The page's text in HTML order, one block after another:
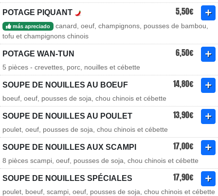
POTAGE PIQUANT 5,50€
más apreciado
canard, oeuf, champignons, pousses de bambou,
tofu et champignons chinois
POTAGE WAN-TUN 6,50€
5 pièces - crevettes, porc, nouilles et cébette
SOUPE DE NOUILLES AU BOEUF 14,80€
boeuf, oeuf, pousses de soja, chou chinois et cébette
SOUPE DE NOUILLES AU POULET 13,90€
poulet, oeuf, pousses de soja, chou chinois et cébette
SOUPE DE NOUILLES AUX SCAMPI 17,00€
8 pièces scampi, oeuf, pousses de soja, chou chinois et cébette
SOUPE DE NOUILLES SPÉCIALES 17,90€
poulet, boeuf, scampi, oeuf, pousses de soja, chou chinois et cébette